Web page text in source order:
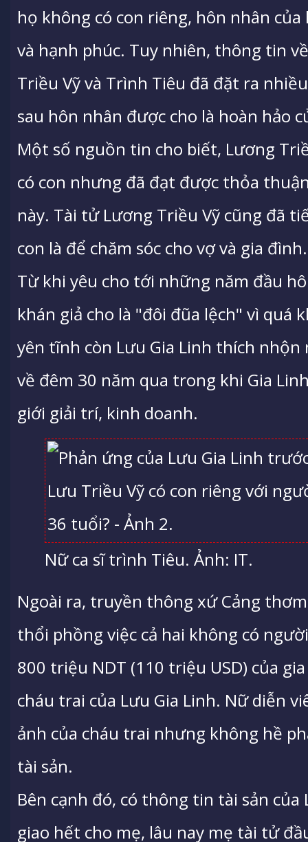
họ không có con riêng, hôn nhân
và hạnh phúc. Tuy nhiên, thông tin
Triều Vỹ và Trình Tiêu đã đặt ra
sau hôn nhân được cho là hoàn hảo
Một số nguồn tin cho biết, Lương
có con nhưng đã đạt được thỏa
này. Tài tử Lương Triều Vỹ cũng đã
con là để chăm sóc cho vợ và gia đình.
Từ khi yêu cho tới những năm đầu
khán giả cho là "đôi đũa lệch" vì quá
yên tĩnh còn Lưu Gia Linh thích
về đêm 30 năm qua trong khi Gia
giới giải trí, kinh doanh.
Nữ ca sĩ trình Tiêu. Ảnh: IT.
Ngoài ra, truyền thông xứ Cảng
thổi phồng việc cả hai không có
800 triệu NDT (110 triệu USD) của
cháu trai của Lưu Gia Linh. Nữ diễn
ảnh của cháu trai nhưng không hề
tài sản.
Bên cạnh đó, có thông tin tài sản
giao hết cho mẹ, lâu nay mẹ tài tử